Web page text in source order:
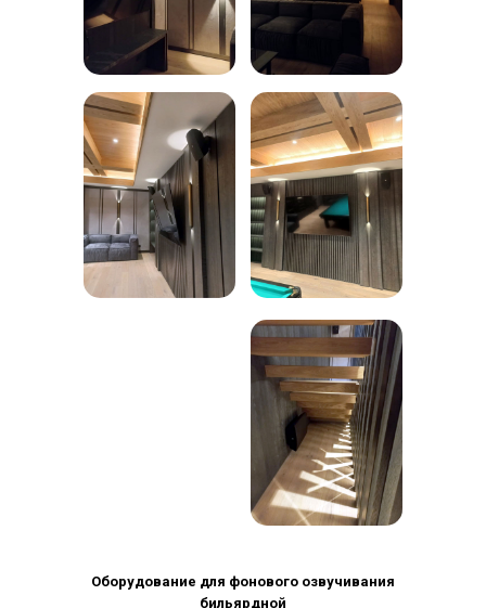
Оборудование для фонового озвучивания
бильярдной